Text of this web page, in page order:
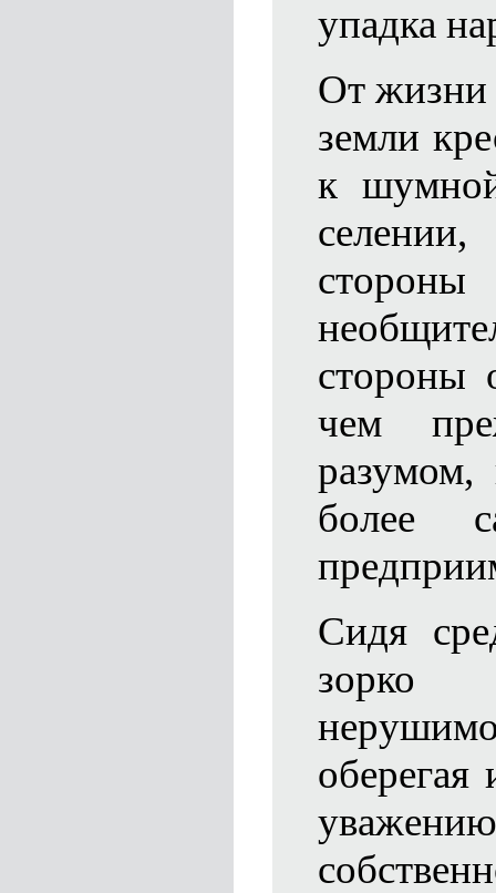
упадка
От жизни
земли
к
стороны
стороны
чем
разумом,
более
Сидя
оберегая